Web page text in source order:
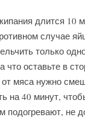
длится 10
случае
только
оставьте в
мяса нужно
на 40 минут,
подогревают, не